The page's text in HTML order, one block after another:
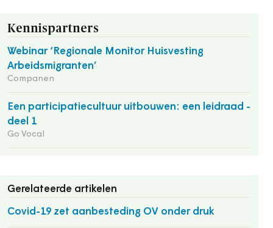
Kennispartners
Webinar ‘Regionale Monitor Huisvesting
Arbeidsmigranten’
Companen
Een participatiecultuur uitbouwen: een leidraad -
deel 1
Go Vocal
Gerelateerde artikelen
Covid-19 zet aanbesteding OV onder druk